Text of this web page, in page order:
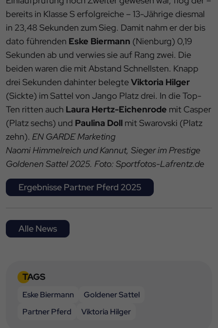
bereits in Klasse S erfolgreiche – 13-Jährige diesmal
in 23,48 Sekunden zum Sieg. Damit nahm er der bis
dato führenden Eske Biermann (Nienburg) 0,19
Sekunden ab und verwies sie auf Rang zwei. Die
beiden waren die mit Abstand Schnellsten. Knapp
drei Sekunden dahinter belegteViktoria Hilger
(Sickte) im Sattel von Jango Platz drei. In die Top-
Ten ritten auch Laura Hertz-Eichenrode mit Casper
(Platz sechs) und Paulina Doll mit Swarovski (Platz
zehn). EN GARDE Marketing
Naomi Himmelreich und Kannut, Sieger im Prestige
Goldenen Sattel 2025. Foto: Sportfotos-Lafrentz.de
Ergebnisse Partner Pferd 2025
Alle News
TAGS
Eske Biermann
Goldener Sattel
Partner Pferd
Viktoria Hilger